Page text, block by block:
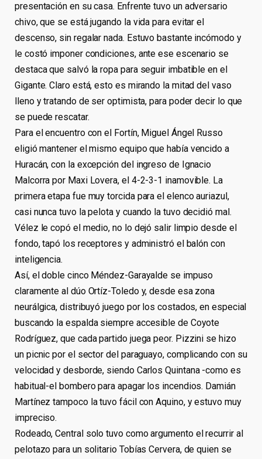
presentación en su casa. Enfrente tuvo un adversario
chivo, que se está jugando la vida para evitar el
descenso, sin regalar nada. Estuvo bastante incómodo y
le costó imponer condiciones, ante ese escenario se
destaca que salvó la ropa para seguir imbatible en el
Gigante. Claro está, esto es mirando la mitad del vaso
lleno y tratando de ser optimista, para poder decir lo que
se puede rescatar.
Para el encuentro con el Fortín, Miguel Ángel Russo
eligió mantener el mismo equipo que había vencido a
Huracán, con la excepción del ingreso de Ignacio
Malcorra por Maxi Lovera, el 4-2-3-1 inamovible. La
primera etapa fue muy torcida para el elenco auriazul,
casi nunca tuvo la pelota y cuando la tuvo decidió mal.
Vélez le copó el medio, no lo dejó salir limpio desde el
fondo, tapó los receptores y administró el balón con
inteligencia.
Así, el doble cinco Méndez-Garayalde se impuso
claramente al dúo Ortíz-Toledo y, desde esa zona
neurálgica, distribuyó juego por los costados, en especial
buscando la espalda siempre accesible de Coyote
Rodríguez, que cada partido juega peor. Pizzini se hizo
un picnic por el sector del paraguayo, complicando con su
velocidad y desborde, siendo Carlos Quintana -como es
habitual-el bombero para apagar los incendios. Damián
Martínez tampoco la tuvo fácil con Aquino, y estuvo muy
impreciso.
Rodeado, Central solo tuvo como argumento el recurrir al
pelotazo para un solitario Tobías Cervera, de quien se